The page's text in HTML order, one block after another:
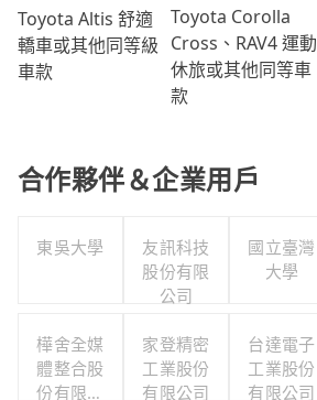
Toyota Altis 舒適
轎車或其他同等級
車款
Toyota Corolla
Cross、RAV4 運動
休旅或其他同等車
款
合作夥伴＆企業用戶
東吳大學
友訊科技
股份有限
公司
國立臺灣
大學
樺舍全媒
體整合股
份有限公
家登精密
工業股份
有限公司
台達電子
工業股份
有限公司